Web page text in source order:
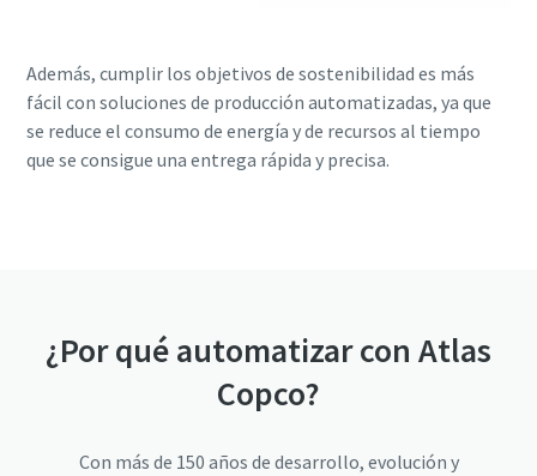
Además, cumplir los objetivos de sostenibilidad es más
fácil con soluciones de producción automatizadas, ya que
se reduce el consumo de energía y de recursos al tiempo
que se consigue una entrega rápida y precisa.
¿Por qué automatizar con Atlas
Copco?
Con más de 150 años de desarrollo, evolución y